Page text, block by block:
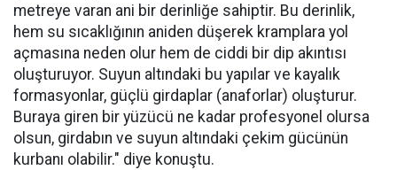
metreye varan ani bir derinliğe sahiptir. Bu derinlik,
hem su sıcaklığının aniden düşerek kramplara yol
açmasına neden olur hem de ciddi bir dip akıntısı
oluşturuyor. Suyun altındaki bu yapılar ve kayalık
formasyonlar, güçlü girdaplar (anaforlar) oluşturur.
Buraya giren bir yüzücü ne kadar profesyonel olursa
olsun, girdabın ve suyun altındaki çekim gücünün
kurbanı olabilir." diye konuştu.